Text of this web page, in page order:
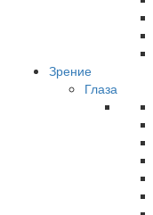
Зрение
Глаза